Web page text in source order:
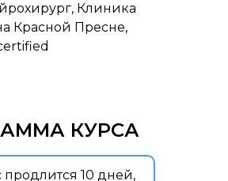
Клиника
Красной Пресне,
КУРСА
продлится 10 дней,